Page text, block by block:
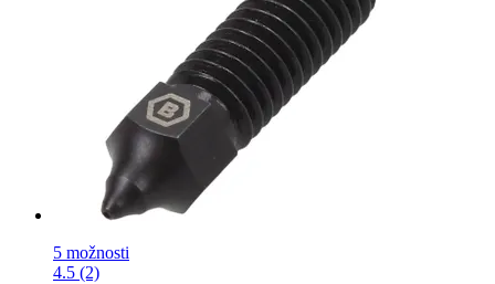
5 možnosti
4.5 (2)